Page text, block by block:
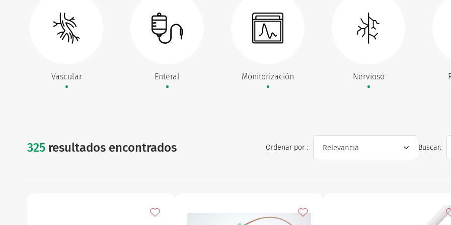
Ginecología
Vascular Enteral Monitorización Nervioso
325resultados encontrados Ordenar por : Buscar:
Añadir a mis favoritos Añadir a mis favoritos